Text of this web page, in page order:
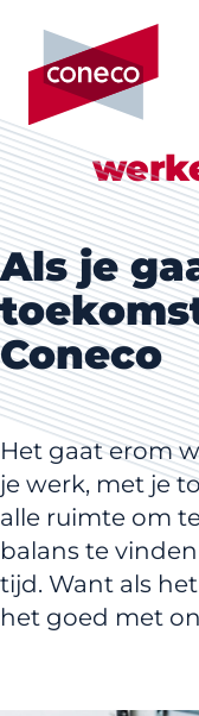
Als je
Coneco
Het gaat erom
je werk, met je
alle ruimte om
balans te
tijd. Want als
het goed met